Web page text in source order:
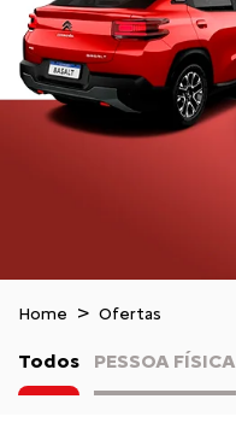
Home Ofertas
Todos PESSOA FÍSICA